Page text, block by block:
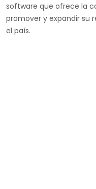
software que ofrece la
promover y expandir su
el país.